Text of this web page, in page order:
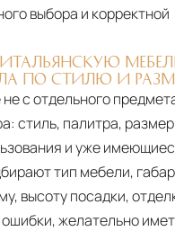
выбора и корректной
ПО СТИЛЮ И
с отдельного
стиль, палитра,
и уже
тип мебели,
высоту посадки,
желательно